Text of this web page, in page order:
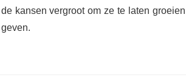
kansen vergroot om ze te laten groeien